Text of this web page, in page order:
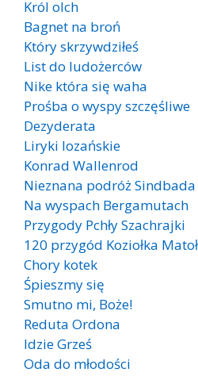
Król olch
Bagnet na broń
Który skrzywdziłeś
List do ludożerców
Nike która się waha
Prośba o wyspy szczęśliwe
Dezyderata
Liryki lozańskie
Konrad Wallenrod
Nieznana podróż Sindbada
Na wyspach Bergamutach
Przygody Pchły Szachrajki
120 przygód Koziołka
Chory kotek
Śpieszmy się
Smutno mi, Boże!
Reduta Ordona
Idzie Grześ
Oda do młodości